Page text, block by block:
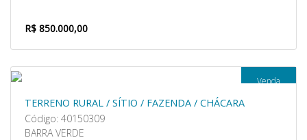
R$ 850.000,00
Venda
TERRENO RURAL / SÍTIO / FAZENDA / CHÁCARA
Código: 40150309
BARRA VERDE